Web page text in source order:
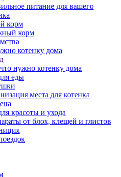
питание для вашего
корм
корм
котенку дома
нужно котенку дома
еды
места для котенка
красоты и ухода
от блох, клещей и глистов